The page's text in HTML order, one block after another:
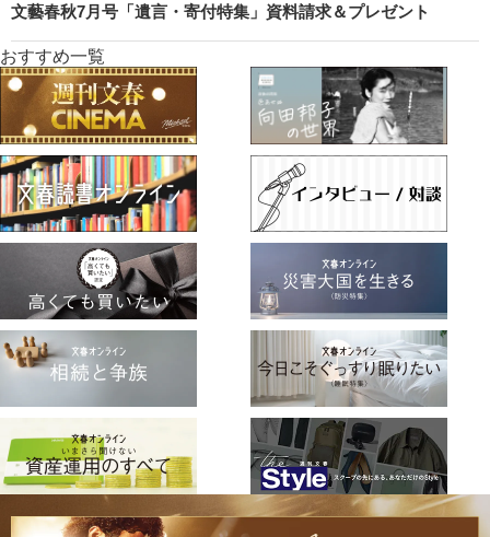
文藝春秋7月号「遺言・寄付特集」資料請求＆プレゼント
おすすめ一覧